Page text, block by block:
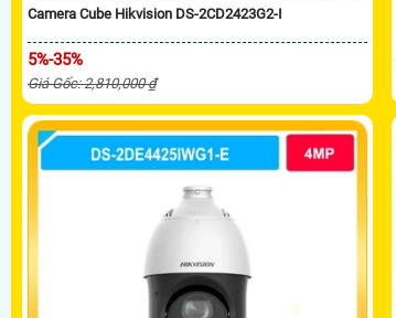
Camera Cube Hikvision DS-2CD2423G2-I
5%-35%
Giá Gốc: 2,810,000 ₫